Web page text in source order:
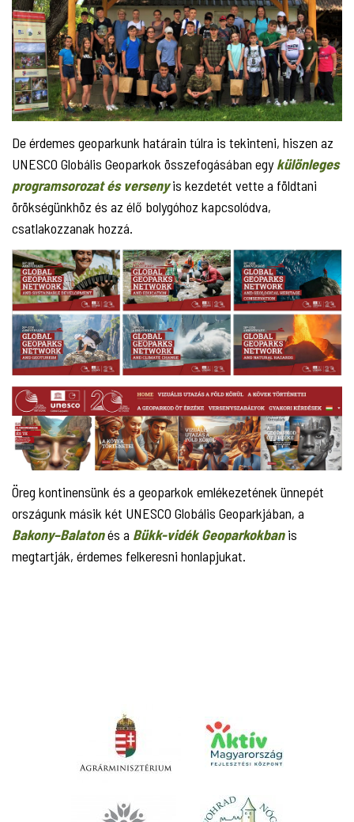
De érdemes geoparkunk határain túlra is tekinteni, hiszen az
UNESCO Globális Geoparkok összefogásában egykülönleges
programsorozat és versenyis kezdetét vette a földtani
örökségünkhöz és az élő bolygóhoz kapcsolódva,
csatlakozzanak hozzá.
Öreg kontinensünk és a geoparkok emlékezetének ünnepét
országunk másik két UNESCO Globális Geoparkjában, a
Bakony–Balatonés a Bükk-vidék Geoparkokbanis
megtartják, érdemes felkeresni honlapjukat.